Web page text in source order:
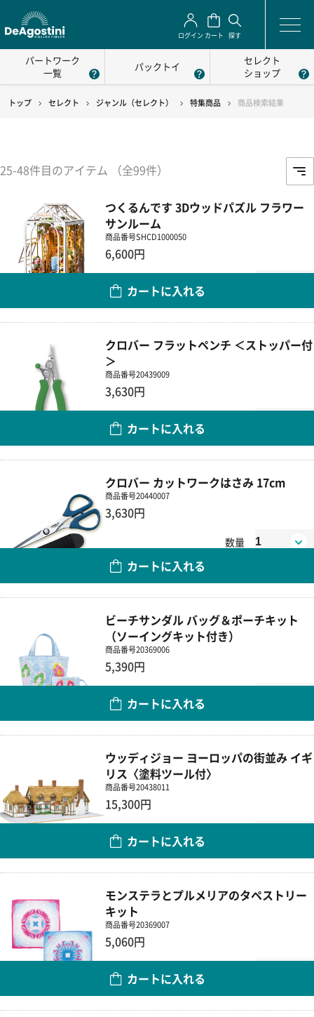
ログイン カート 探す
パートワーク
一覧
パックトイ
セレクト
ショップ
トップ セレクト ジャンル（セレクト） 特集商品 商品検索結果
25-48件目のアイテム （全99件）
つくるんです 3Dウッドパズル フラワー
サンルーム
商品番号SHCD1000050
6,600円
カートに入れる
クロバー フラットペンチ ＜ストッパー付
＞
商品番号20439009
3,630円
カートに入れる
クロバー カットワークはさみ 17cm
商品番号20440007
3,630円
数量
カートに入れる
ビーチサンダル バッグ＆ポーチキット
（ソーイングキット付き）
商品番号20369006
5,390円
カートに入れる
ウッディジョー ヨーロッパの街並み イギ
リス〈塗料ツール付〉
商品番号20438011
15,300円
カートに入れる
モンステラとプルメリアのタペストリー
キット
商品番号20369007
5,060円
カートに入れる